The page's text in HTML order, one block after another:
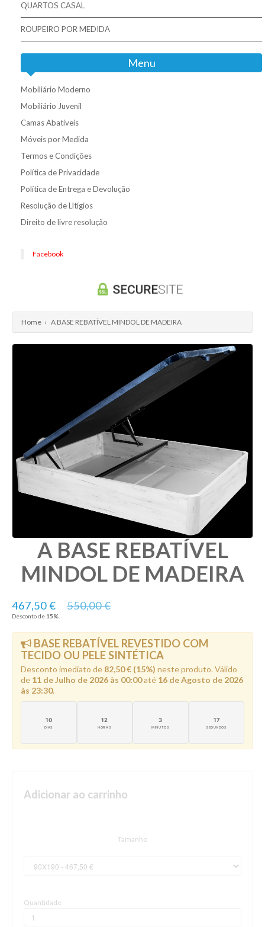
QUARTOS CASAL
ROUPEIRO POR MEDIDA
Menu
Mobiliário Moderno
Mobiliário Juvenil
Camas Abatíveis
Móveis por Medida
Termos e Condições
Política de Privacidade
Política de Entrega e Devolução
Resolução de Lltígios
Direito de livre resolução
Facebook
Home › A BASE REBATÍVEL MINDOL DE MADEIRA
A BASE REBATÍVEL
MINDOL DE MADEIRA
467,50 € 550,00 €
Desconto de 15%
BASE REBATÍVEL REVESTIDO COM
TECIDO OU PELE SINTÉTICA
Desconto imediato de 82,50 € (15%) neste produto. Válido
de 11 de Julho de 2026 às 00:00até 16 de Agosto de 2026
às 23:30.
10
DIAS
12
HORAS
3
MINUTOS
16
SEGUNDOS
Adicionar ao carrinho
Tamanho
Quantidade